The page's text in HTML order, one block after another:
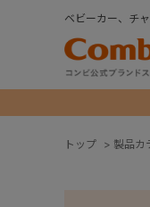
ベビーカー、チ
トップ > 製品カ